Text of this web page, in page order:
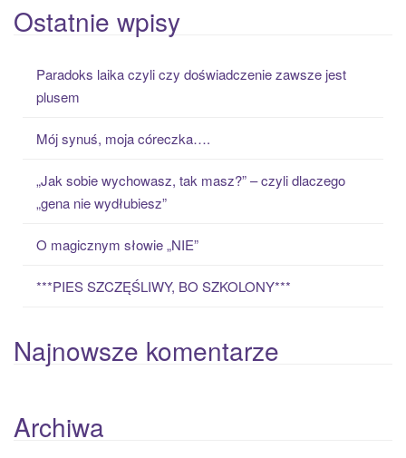
a
r
Ostatnie wpisy
Paradoks laika czyli czy doświadczenie zawsze jest
plusem
Mój synuś, moja córeczka….
„Jak sobie wychowasz, tak masz?” – czyli dlaczego
„gena nie wydłubiesz”
O magicznym słowie „NIE”
***PIES SZCZĘŚLIWY, BO SZKOLONY***
Najnowsze komentarze
Archiwa